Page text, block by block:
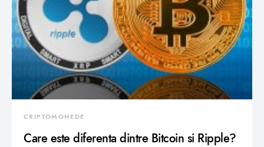
CRIPTOMONEDE
Care este diferenta dintre Bitcoin si Ripple?